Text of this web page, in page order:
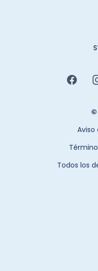
©
Aviso
Todos los